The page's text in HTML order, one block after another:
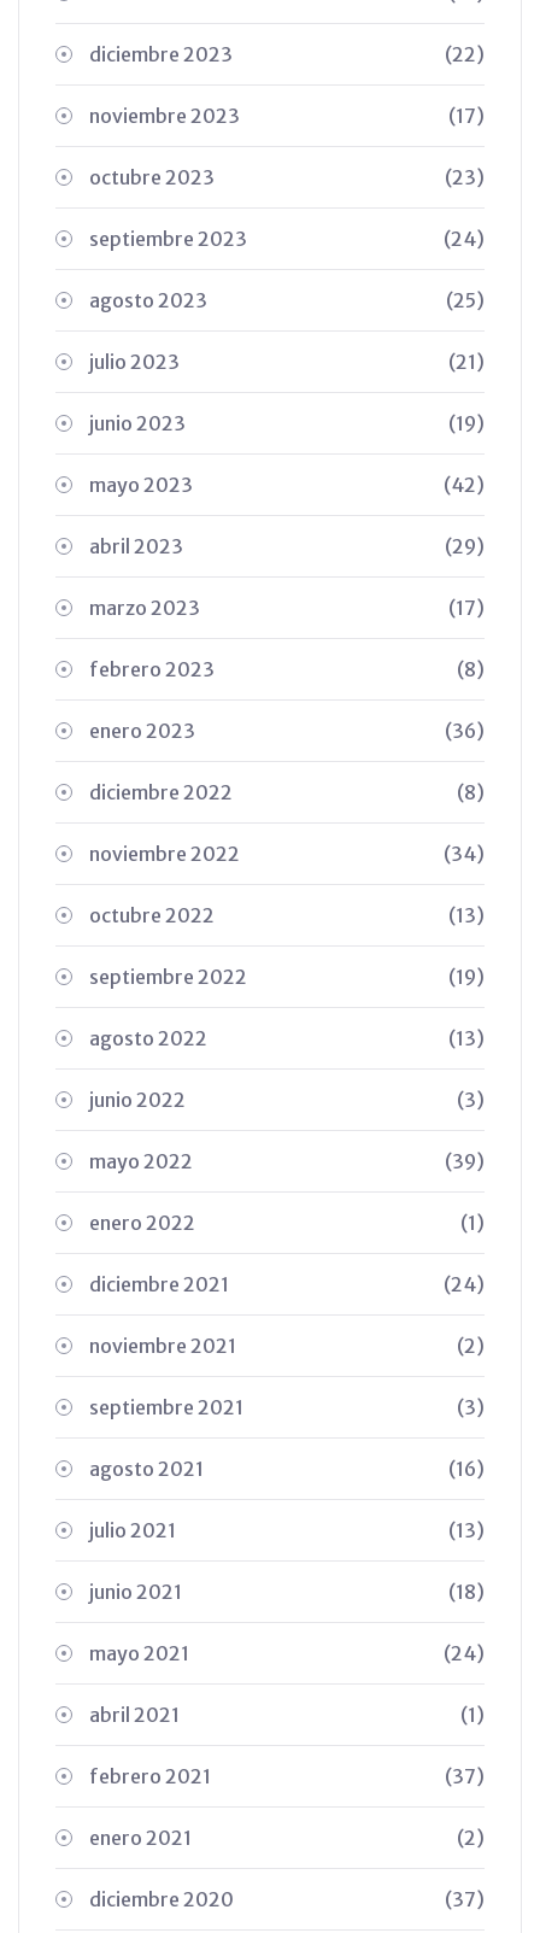
diciembre 2023 (22)
noviembre 2023 (17)
octubre 2023 (23)
septiembre 2023 (24)
agosto 2023 (25)
julio 2023 (21)
junio 2023 (19)
mayo 2023 (42)
abril 2023 (29)
marzo 2023 (17)
febrero 2023 (8)
enero 2023 (36)
diciembre 2022 (8)
noviembre 2022 (34)
octubre 2022 (13)
septiembre 2022 (19)
agosto 2022 (13)
junio 2022 (3)
mayo 2022 (39)
enero 2022 (1)
diciembre 2021 (24)
noviembre 2021 (2)
septiembre 2021 (3)
agosto 2021 (16)
julio 2021 (13)
junio 2021 (18)
mayo 2021 (24)
abril 2021 (1)
febrero 2021 (37)
enero 2021 (2)
diciembre 2020 (37)